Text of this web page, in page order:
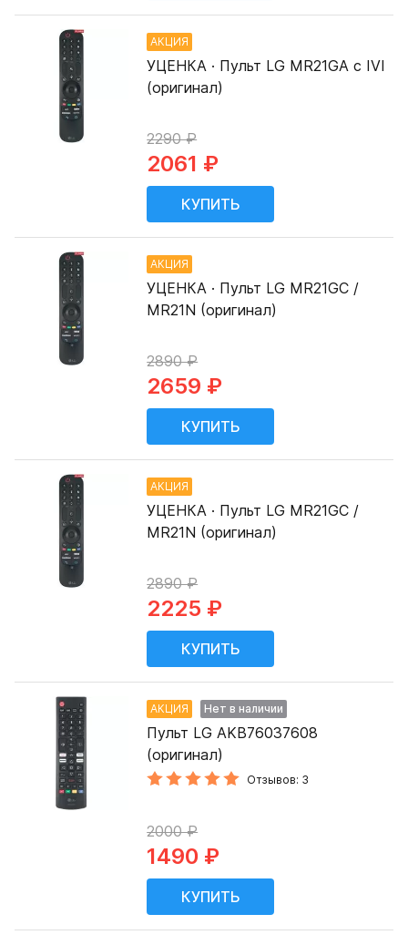
АКЦИЯ
УЦЕНКА · Пульт LG MR21GA с IVI
(оригинал)
2290 ₽
2061 ₽
АКЦИЯ
УЦЕНКА · Пульт LG MR21GC /
MR21N (оригинал)
2890 ₽
2659 ₽
АКЦИЯ
УЦЕНКА · Пульт LG MR21GC /
MR21N (оригинал)
2890 ₽
2225 ₽
АКЦИЯ Нет в наличии
Пульт LG AKB76037608
(оригинал)
Отзывов: 3
2000 ₽
1490 ₽